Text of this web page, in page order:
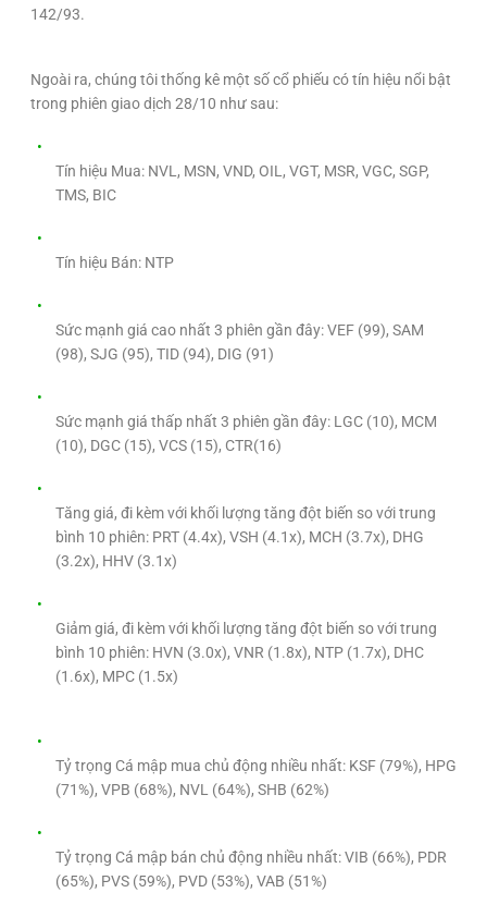
142/93.
Ngoài ra, chúng tôi thống kê một số cổ phiếu có tín hiệu nổi bật
trong phiên giao dịch 28/10 như sau:
Tín hiệu Mua: NVL, MSN, VND, OIL, VGT, MSR, VGC, SGP,
TMS, BIC
Tín hiệu Bán: NTP
Sức mạnh giá cao nhất 3 phiên gần đây: VEF (99), SAM
(98), SJG (95), TID (94), DIG (91)
Sức mạnh giá thấp nhất 3 phiên gần đây: LGC (10), MCM
(10), DGC (15), VCS (15), CTR(16)
Tăng giá, đi kèm với khối lượng tăng đột biến so với trung
bình 10 phiên: PRT (4.4x), VSH (4.1x), MCH (3.7x), DHG
(3.2x), HHV (3.1x)
Giảm giá, đi kèm với khối lượng tăng đột biến so với trung
bình 10 phiên: HVN (3.0x), VNR (1.8x), NTP (1.7x), DHC
(1.6x), MPC (1.5x)
Tỷ trọng Cá mập mua chủ động nhiều nhất: KSF (79%), HPG
(71%), VPB (68%), NVL (64%), SHB (62%)
Tỷ trọng Cá mập bán chủ động nhiều nhất: VIB (66%), PDR
(65%), PVS (59%), PVD (53%), VAB (51%)